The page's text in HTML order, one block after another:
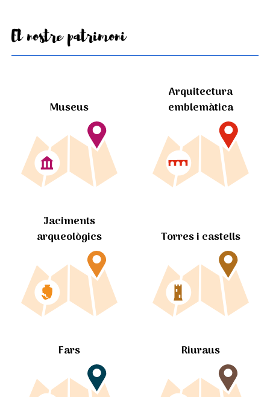
El nostre patrimoni
Museus
Arquitectura
emblemàtica
Jaciments
arqueològics
Torres i castells
Fars Riuraus